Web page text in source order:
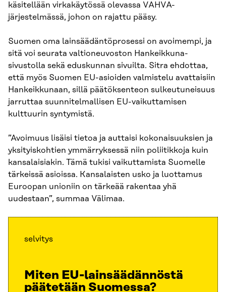
käsitellään virkakäytössä olevassa VAHVA-
järjestelmässä, johon on rajattu pääsy.
Suomen oma lainsäädäntöprosessi on avoimempi, ja
sitä voi seurata valtioneuvoston Hankeikkuna-
sivustolla sekä eduskunnan sivuilta. Sitra ehdottaa,
että myös Suomen EU-asioiden valmistelu avattaisiin
Hankeikkunaan, sillä päätöksenteon sulkeutuneisuus
jarruttaa suunnitelmallisen EU-vaikuttamisen
kulttuurin syntymistä.
”Avoimuus lisäisi tietoa ja auttaisi kokonaisuuksien ja
yksityiskohtien ymmärryksessä niin poliitikkoja kuin
kansalaisiakin. Tämä tukisi vaikuttamista Suomelle
tärkeissä asioissa. Kansalaisten usko ja luottamus
Euroopan unioniin on tärkeää rakentaa yhä
uudestaan”, summaa Välimaa.
selvitys
Miten EU-lainsäädännöstä
päätetään Suomessa?